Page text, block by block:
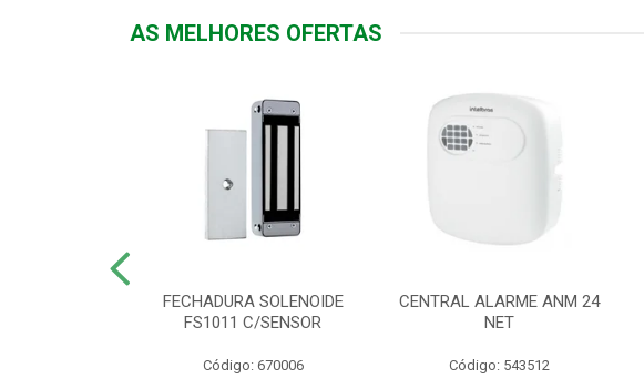
AS MELHORES OFERTAS
FECHADURA SOLENOIDE
FS1011 C/SENSOR
Código: 670006
CENTRAL ALARME ANM 24
NET
Código: 543512